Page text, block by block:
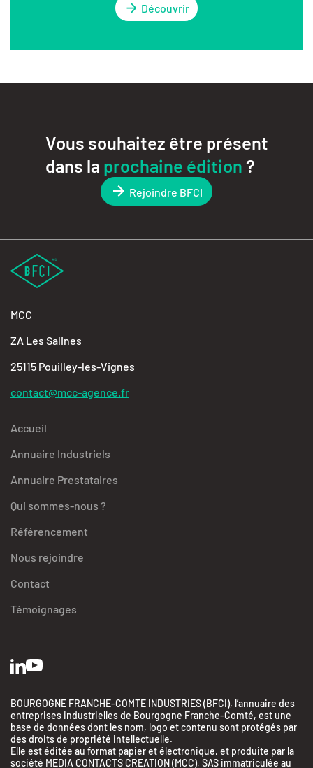
Découvrir
Vous souhaitez être présent
dans la prochaine édition?
Rejoindre BFCI
MCC
ZA Les Salines
25115 Pouilley-les-Vignes
contact@mcc-agence.fr
Accueil
Annuaire Industriels
Annuaire Prestataires
Qui sommes-nous ?
Référencement
Nous rejoindre
Contact
Témoignages
BOURGOGNE FRANCHE-COMTE INDUSTRIES (BFCI), l’annuaire des
entreprises industrielles de Bourgogne Franche-Comté, est une
base de données dont les nom, logo et contenu sont protégés par
des droits de propriété intellectuelle.
Elle est éditée au format papier et électronique, et produite par la
société MEDIA CONTACTS CREATION (MCC), SAS immatriculée au